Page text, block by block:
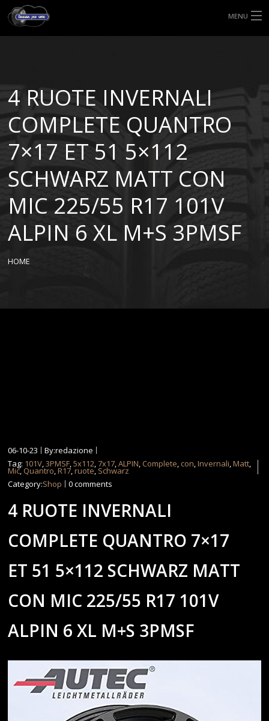
MENU
MISURE GOMME
BLOG
SHOP
4 RUOTE INVERNALI
COMPLETE QUANTRO
7×17 ET 51 5×112
SCHWARZ MATT CON
MIC 225/55 R17 101V
ALPIN 6 XL M+S 3PMSF
HOME
06-10-23
By:redazione
Tag: 101V,3PMSF,5x112,7x17,ALPIN, Complete, con,Invernali,Matt,
Mic, Quantro,R17,ruote, Schwarz
Category:Shop 0 comments
4 RUOTE INVERNALI
COMPLETE QUANTRO 7×17
ET 51 5×112 SCHWARZ MATT
CON MIC 225/55 R17 101V
ALPIN 6 XL M+S 3PMSF